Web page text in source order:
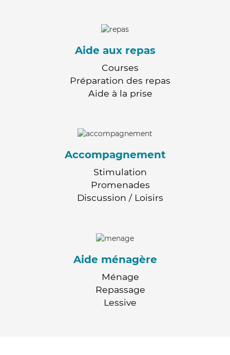
Aide aux repas
Courses
Préparation des repas
Aide à la prise
Accompagnement
Stimulation
Promenades
Discussion / Loisirs
Aide ménagère
Ménage
Repassage
Lessive